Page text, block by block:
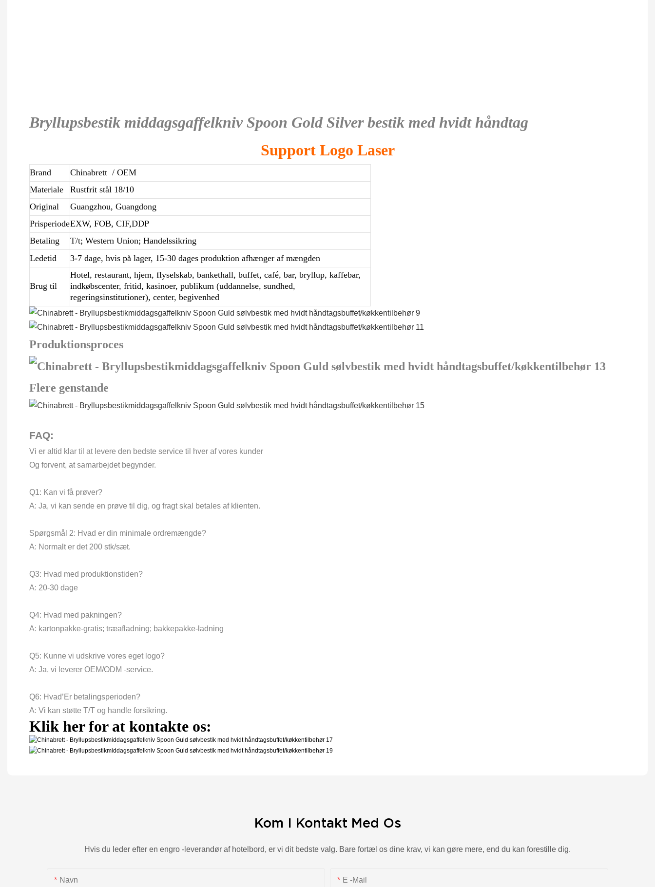
Bryllupsbestik middagsgaffelkniv Spoon Gold Silver bestik med hvidt håndtag
Support Logo Laser
Brand Chinabrett / OEM
Materiale
Rustfrit stål 18/10
Original
Guangzhou, Guangdong
PrisperiodeEXW, FOB, CIF,DDP
Betaling
T/t; Western Union; Handelssikring
Ledetid
3-7 dage, hvis på lager, 15-30 dages produktion afhænger af mængden
Brug til
Hotel, restaurant, hjem, flyselskab, bankethall, buffet, café, bar, bryllup, kaffebar,
indkøbscenter, fritid, kasinoer, publikum (uddannelse, sundhed,
regeringsinstitutioner), center, begivenhed
Produktionsproces
Flere genstande
FAQ:
Vi er altid klar til at levere den bedste service til hver af vores kunder
Og forvent, at samarbejdet begynder.
Q1: Kan vi få prøver?
A: Ja, vi kan sende en prøve til dig, og fragt skal betales af klienten.
Spørgsmål 2: Hvad er din minimale ordremængde?
A: Normalt er det 200 stk/sæt.
Q3: Hvad med produktionstiden?
A: 20-30 dage
Q4: Hvad med pakningen?
A: kartonpakke-gratis; træafladning; bakkepakke-ladning
Q5: Kunne vi udskrive vores eget logo?
A: Ja, vi leverer OEM/ODM -service.
Q6: Hvad’Er betalingsperioden?
A: Vi kan støtte T/T og handle forsikring.
Klik her for at kontakte os:
Kom I Kontakt Med Os
Hvis du leder efter en engro -leverandør af hotelbord, er vi dit bedste valg. Bare fortæl os dine krav, vi kan gøre mere, end du kan forestille dig.
Navn E -mail